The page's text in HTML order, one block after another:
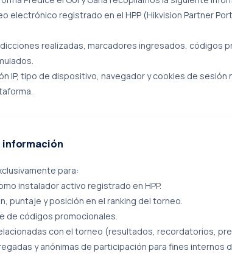
electrónico registrado en el HPP (Hikvision Partner
realizadas, marcadores ingresados, códigos
IP, tipo de dispositivo, navegador y cookies de sesión
información
para:
instalador activo registrado en HPP.
puntaje y posición en el ranking del torneo.
de códigos promocionales.
con el torneo (resultados, recordatorios,
y anónimas de participación para fines internos